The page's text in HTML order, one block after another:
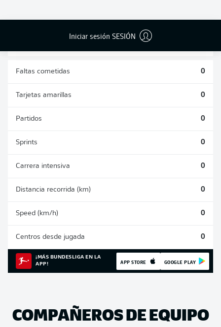
Iniciar sesión SESIÓN
DIVIDIDOS
0
AÉREOS
0
Faltas cometidas 0
Tarjetas amarillas 0
Partidos 0
Sprints 0
Carrera intensiva 0
Distancia recorrida (km) 0
Speed (km/h) 0
Centros desde jugada 0
¡MÁS BUNDESLIGA EN LA
APP!
APP STORE GOOGLE PLAY
COMPAÑEROS DE EQUIPO